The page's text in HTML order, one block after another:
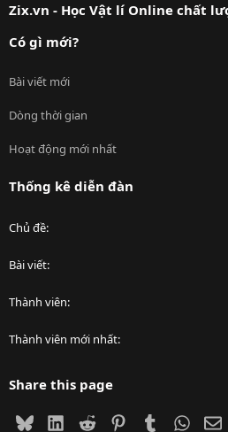
Zix.vn - Học Vật lí Online chất
Có gì mới?
Bài viết mới
Dòng thời gian
Hoạt động mới nhất
Thống kê diễn đàn
Chủ đề
Bài viết
Thành viên
Thành viên mới nhất
Share this page
BlueskyLinkedIn
Reddit PinterestTumblr